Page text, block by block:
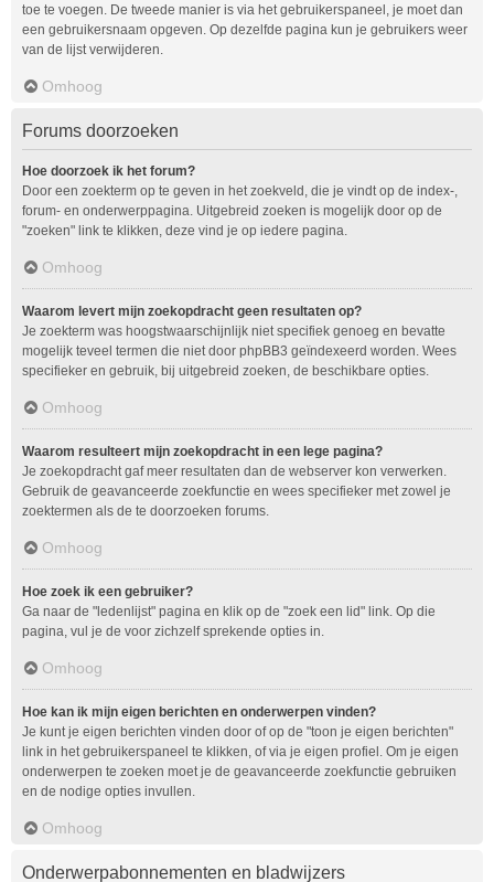
toe te voegen. De tweede manier is via het gebruikerspaneel, je moet dan
een gebruikersnaam opgeven. Op dezelfde pagina kun je gebruikers weer
van de lijst verwijderen.
Omhoog
Forums doorzoeken
Hoe doorzoek ik het forum?
Door een zoekterm op te geven in het zoekveld, die je vindt op de index-,
forum- en onderwerppagina. Uitgebreid zoeken is mogelijk door op de
"zoeken" link te klikken, deze vind je op iedere pagina.
Omhoog
Waarom levert mijn zoekopdracht geen resultaten op?
Je zoekterm was hoogstwaarschijnlijk niet specifiek genoeg en bevatte
mogelijk teveel termen die niet door phpBB3 geïndexeerd worden. Wees
specifieker en gebruik, bij uitgebreid zoeken, de beschikbare opties.
Omhoog
Waarom resulteert mijn zoekopdracht in een lege pagina?
Je zoekopdracht gaf meer resultaten dan de webserver kon verwerken.
Gebruik de geavanceerde zoekfunctie en wees specifieker met zowel je
zoektermen als de te doorzoeken forums.
Omhoog
Hoe zoek ik een gebruiker?
Ga naar de "ledenlijst" pagina en klik op de "zoek een lid" link. Op die
pagina, vul je de voor zichzelf sprekende opties in.
Omhoog
Hoe kan ik mijn eigen berichten en onderwerpen vinden?
Je kunt je eigen berichten vinden door of op de "toon je eigen berichten"
link in het gebruikerspaneel te klikken, of via je eigen profiel. Om je eigen
onderwerpen te zoeken moet je de geavanceerde zoekfunctie gebruiken
en de nodige opties invullen.
Omhoog
Onderwerpabonnementen en bladwijzers